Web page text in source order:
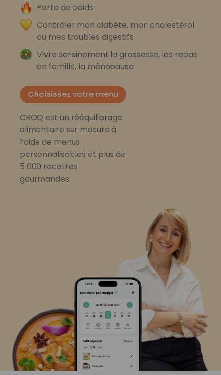
Perte de poids
Contrôler mon diabète, mon cholestérol
ou mes troubles digestifs
Vivre sereinement la grossesse, les repas
en famille, la ménopause
Choisissez votre menu
CROQ est un rééquilibrage
alimentaire sur mesure à
l’aide de menus
personnalisables et plus de
5 000 recettes
gourmandes